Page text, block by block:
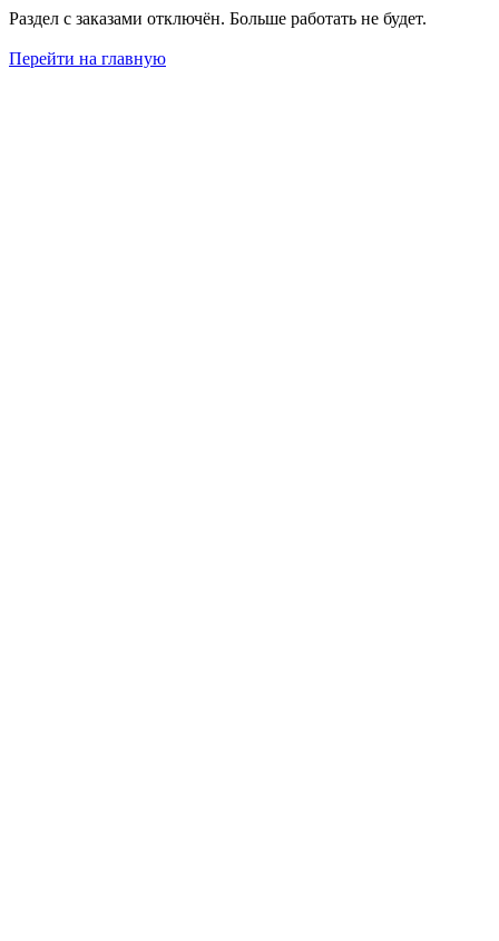
Раздел с заказами отключён. Больше работать не будет.
Перейти на главную